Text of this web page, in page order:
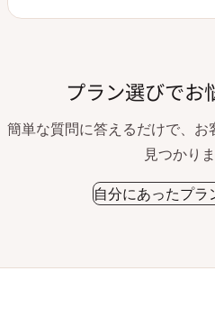
プラン選びでお
簡単な質問に答えるだけで、
見つかりま
自分にあったプラ